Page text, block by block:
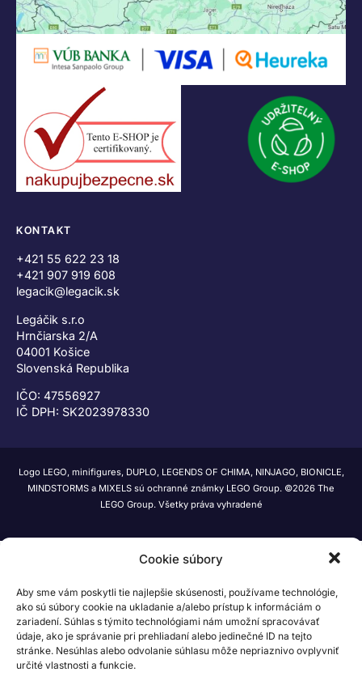
Cookie súbory
Aby sme vám poskytli tie najlepšie skúsenosti, používame technológie,
ako sú súbory cookie na ukladanie a/alebo prístup k informáciám o
zariadení. Súhlas s týmito technológiami nám umožní spracovávať
údaje, ako je správanie pri prehliadaní alebo jedinečné ID na tejto
stránke. Nesúhlas alebo odvolanie súhlasu môže nepriaznivo ovplyvniť
určité vlastnosti a funkcie.
KONTAKT
+421 55 622 23 18
+421 907 919 608
legacik@legacik.sk
Legáčik s.r.o
Hrnčiarska 2/A
04001 Košice
Slovenská Republika
IČO: 47556927
IČ DPH: SK2023978330
Logo LEGO, minifigures, DUPLO, LEGENDS OF CHIMA, NINJAGO, BIONICLE,
MINDSTORMS a MIXELS sú ochranné známky LEGO Group. ©2026 The
LEGO Group. Všetky práva vyhradené